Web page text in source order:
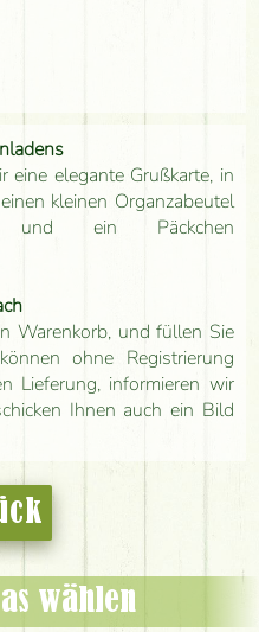
elegante Grußkarte, in
kleinen Organzabeutel
ein Päckchen
Warenkorb, und füllen Sie
ohne Registrierung
Lieferung, informieren wir
Ihnen auch ein Bild
wählen